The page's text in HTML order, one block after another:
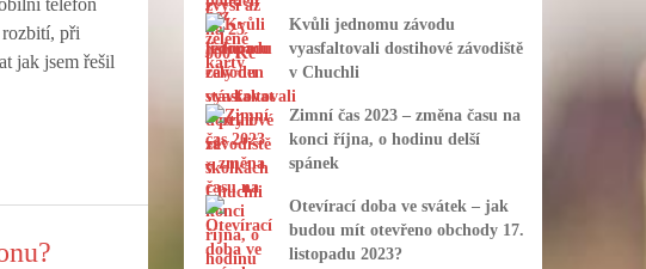
telefon
při
jak jsem řešil
Kvůli jednomu závodu
vyasfaltovali dostihové závodiště
v Chuchli
Zimní čas 2023 – změna času na
konci října, o hodinu delší
spánek
Otevírací doba ve svátek – jak
budou mít otevřeno obchody 17.
listopadu 2023?